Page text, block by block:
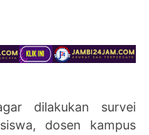
dilakukan survei
dosen kampus